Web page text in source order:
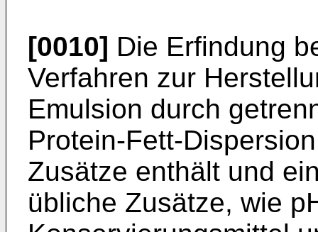
[0010] Die Erfindung
Verfahren zur
Emulsion durch
Protein-Fett-
Zusätze enthält und
übliche Zusätze, wie